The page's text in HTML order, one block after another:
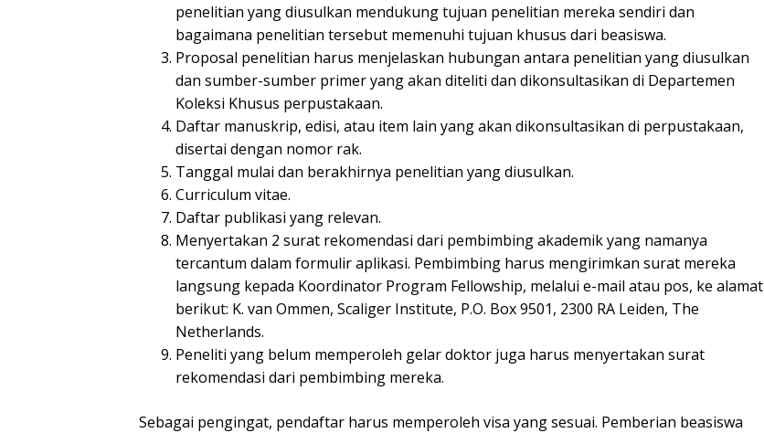
penelitian yang diusulkan mendukung tujuan penelitian mereka sendiri dan
bagaimana penelitian tersebut memenuhi tujuan khusus dari beasiswa.
Proposal penelitian harus menjelaskan hubungan antara penelitian yang diusulkan
dan sumber-sumber primer yang akan diteliti dan dikonsultasikan di Departemen
Koleksi Khusus perpustakaan.
Daftar manuskrip, edisi, atau item lain yang akan dikonsultasikan di perpustakaan,
disertai dengan nomor rak.
Tanggal mulai dan berakhirnya penelitian yang diusulkan.
Curriculum vitae.
Daftar publikasi yang relevan.
Menyertakan 2 surat rekomendasi dari pembimbing akademik yang namanya
tercantum dalam formulir aplikasi. Pembimbing harus mengirimkan surat mereka
langsung kepada Koordinator Program Fellowship, melalui e-mail atau pos, ke alamat
berikut: K. van Ommen, Scaliger Institute, P.O. Box 9501, 2300 RA Leiden, The
Netherlands.
Peneliti yang belum memperoleh gelar doktor juga harus menyertakan surat
rekomendasi dari pembimbing mereka.
Sebagai pengingat, pendaftar harus memperoleh visa yang sesuai. Pemberian beasiswa